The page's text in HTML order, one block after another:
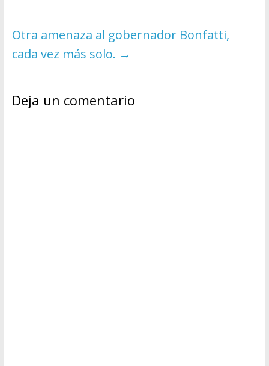
Otra amenaza al gobernador Bonfatti,
cada vez más solo. →
Deja un comentario